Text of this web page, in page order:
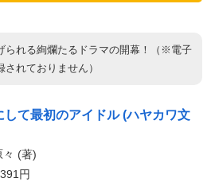
られる絢爛たるドラマの開幕！（※電子
れておりません）
して最初のアイドル (ハヤカワ文
々 (著)
円